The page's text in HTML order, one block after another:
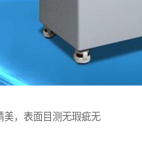
美，表面目测无瑕疵无